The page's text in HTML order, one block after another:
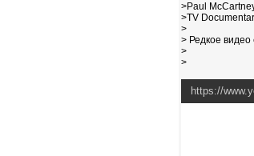
>Paul
>TV
>
> Редкое видео
>
>
https://